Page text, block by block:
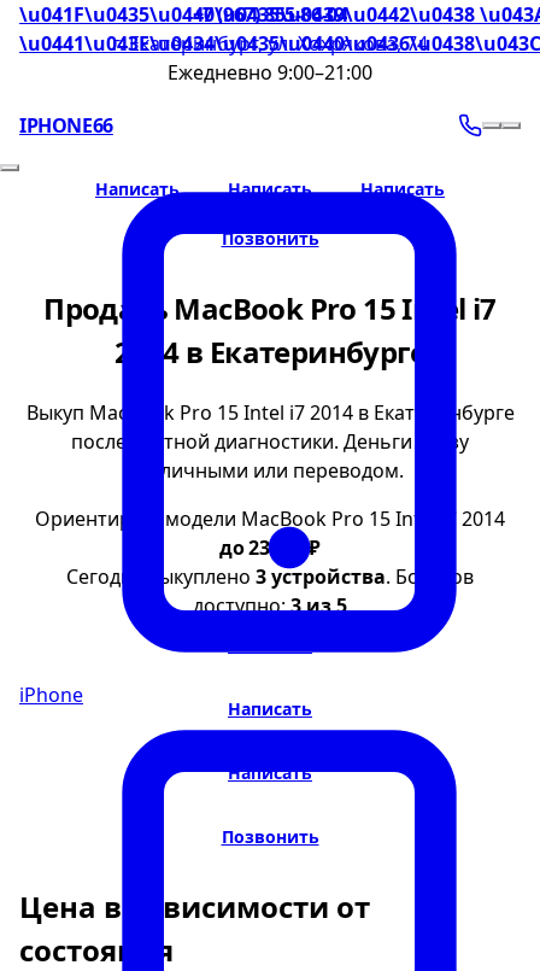
\u041F\u0435\u0440\u0435\u0439\u0442\u0438
+7 (967) 855-86-04
г. Екатеринбург, ул. Хохрякова, 74
Ежедневно 9:00–21:00
IPHONE66
iPhone
Написать Написать Написать
Позвонить
Продать MacBook Pro 15 Intel i7
2014 в Екатеринбурге
Выкуп MacBook Pro 15 Intel i7 2014 в Екатеринбурге
после честной диагностики. Деньги сразу
наличными или переводом.
Ориентир по модели MacBook Pro 15 Intel i7 2014
до 23 000 ₽
Сегодня выкуплено 3 устройства. Бонусов
доступно:3 из 5
Написать
Написать
Позвонить
Цена в зависимости от
состояния